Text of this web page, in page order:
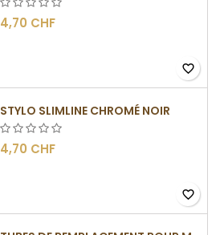
4,70 CHF
favorite_border
STYLO SLIMLINE CHROMÉ NOIR
4,70 CHF
favorite_border